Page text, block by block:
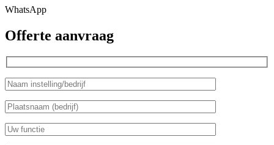
WhatsApp
Offerte aanvraag